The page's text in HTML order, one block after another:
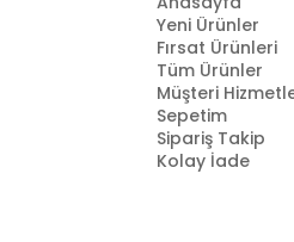
Yeni Ürünler
Fırsat Ürünleri
Tüm Ürünler
Müşteri
Sepetim
Sipariş Takip
Kolay İade